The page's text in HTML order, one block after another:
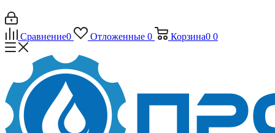
Сравнение0 Отложенные 0 Корзина0 0